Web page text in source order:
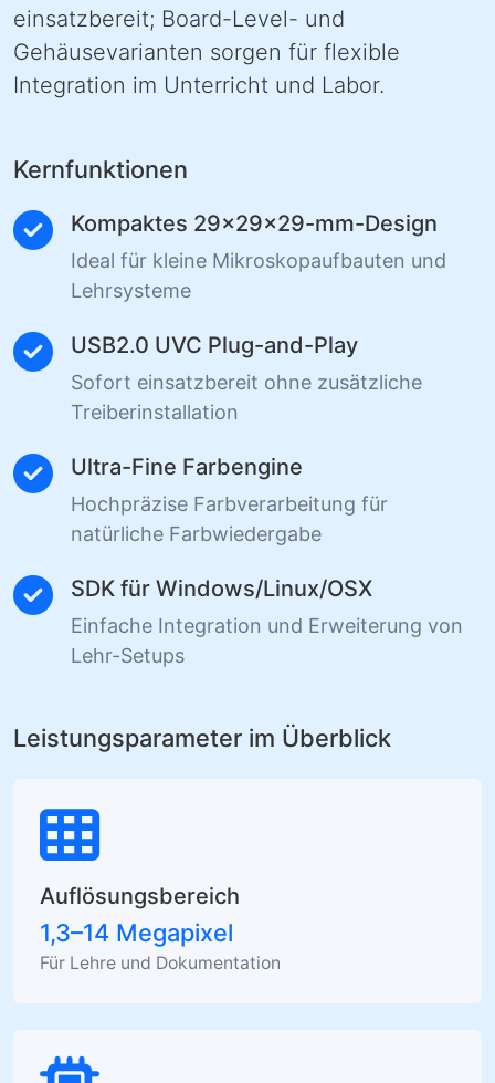
einsatzbereit; Board-Level- und
Gehäusevarianten sorgen für flexible
Integration im Unterricht und Labor.
Kernfunktionen
Kompaktes 29×29×29-mm-Design
Ideal für kleine Mikroskopaufbauten und
Lehrsysteme
USB2.0 UVC Plug-and-Play
Sofort einsatzbereit ohne zusätzliche
Treiberinstallation
Ultra-Fine Farbengine
Hochpräzise Farbverarbeitung für
natürliche Farbwiedergabe
SDK für Windows/Linux/OSX
Einfache Integration und Erweiterung von
Lehr-Setups
Leistungsparameter im Überblick
Auflösungsbereich
1,3–14 Megapixel
Für Lehre und Dokumentation